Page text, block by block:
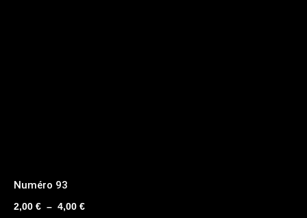
Numéro 93
2,00 € – 4,00 €Plage